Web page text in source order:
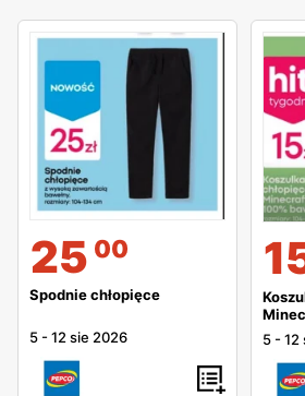
25 00
Spodnie chłopięce
5 -12 sie 2026
5 -12